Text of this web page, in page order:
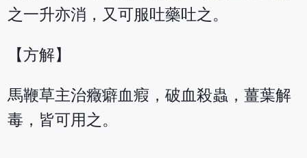
之一升亦消，又可服吐藥吐之。
【方解】
馬鞭草主治癥癖血瘕，破血殺蟲，薑葉解
毒，皆可用之。